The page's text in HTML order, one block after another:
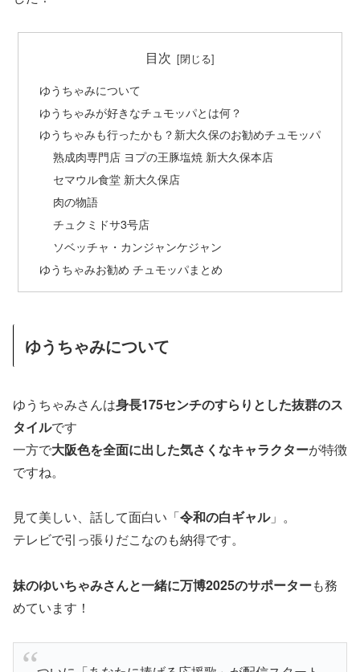
目次
ゆうちゃみについて
ゆうちゃみが好きなチュモッパとは何？
ゆうちゃみも行ったかも？新大久保のお勧めチュモッパ
熟成肉専門店 ヨプの王豚塩焼 新大久保本店
セマウル食堂 新大久保店
肉の物語
チュクミドサ3号店
ソベッチャ・カンジャンケジャン
ゆうちゃみお勧め チュモッパまとめ
ゆうちゃみについて
ゆうちゃみさんは身長175センチのすらりとした抜群のス
タイルです
一方で大阪色を全面に出した気さくなキャラクターが特徴
ですね。
見て美しい、話して面白い「令和の白ギャル」。
テレビで引っ張りだこなのも納得です。
妹のゆいちゃみさんと一緒に万博2025のサポーターも務
めています！